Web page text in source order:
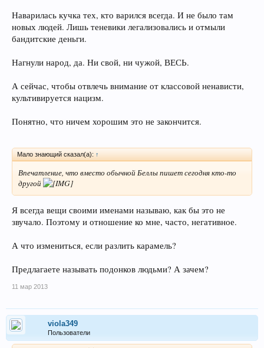
Наварилась кучка тех, кто варился всегда. И не было там
новых людей. Лишь теневики легализовались и отмыли
бандитские деньги.
Нагнули народ, да. Ни свой, ни чужой, ВЕСЬ.
А сейчас, чтобы отвлечь внимание от классовой ненависти,
культивируется нацизм.
Понятно, что ничем хорошим это не закончится.
Мало знающий сказал(а): ↑
Впечатление, что вместо обычной Беллы пишет сегодня кто-то
другой
Я всегда вещи своими именами называю, как бы это не
звучало. Поэтому и отношение ко мне, часто, негативное.
А что измениться, если разлить карамель?
Предлагаете называть подонков людьми? А зачем?
11 мар 2013
viola349
Пользователи